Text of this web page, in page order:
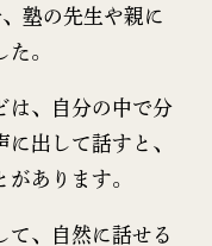
塾の先生や親に
。
は、自分の中で分
出して話すと、
あります。
て、自然に話せる